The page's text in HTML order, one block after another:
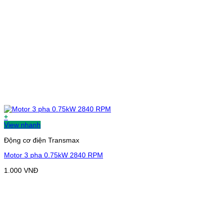
+
View nhanh
Động cơ điện Transmax
Motor 3 pha 0.75kW 2840 RPM
1.000 VNĐ